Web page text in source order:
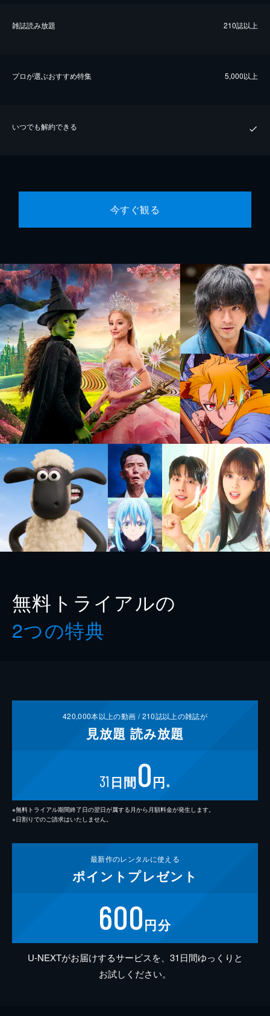
雑誌読み放題 210誌以上
プロが選ぶおすすめ特集 5,000以上
いつでも解約できる
今すぐ観る
無料トライアルの
2つの特典
420,000本以上の動画 /210誌以上の雑誌が
見放題 読み放題
31 日間0円 ※
※無料トライアル期間終了日の翌日が属する月から月額料金が発生します。
※日割りでのご請求はいたしません。
最新作のレンタルに使える
ポイント プレゼント
600円分
U-NEXTがお届けするサービスを、31日間ゆっくりと
お試しください。